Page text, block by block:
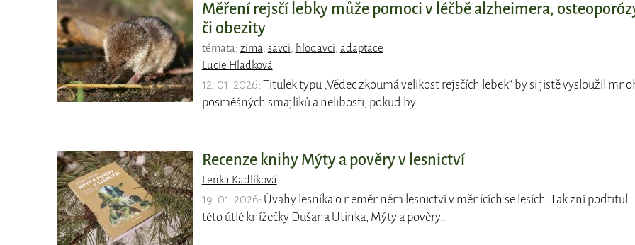
Měření rejsčí lebky může pomoci v léčbě alzheimera,
či obezity
témata: zima savci hlodavci adaptace
Lucie Hladková
12. 01. 2026: Titulek typu „Vědec zkoumá velikost rejsčích lebek“ by si jistě vysloužil
posměšných smajlíků a nelibosti, pokud by…
Recenze knihy Mýty a pověry v lesnictví
Lenka Kadlíková
19. 01. 2026: Úvahy lesníka o neměnném lesnictví v měnících se lesích. Tak zní podtitul
této útlé knížečky Dušana Utinka, Mýty a pověry…